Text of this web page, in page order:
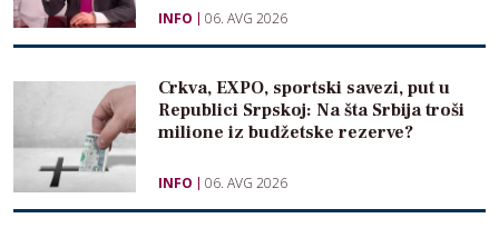
INFO 06. AVG 2026
Crkva, EXPO, sportski savezi, put u
Republici Srpskoj: Na šta Srbija troši
milione iz budžetske rezerve?
INFO 06. AVG 2026